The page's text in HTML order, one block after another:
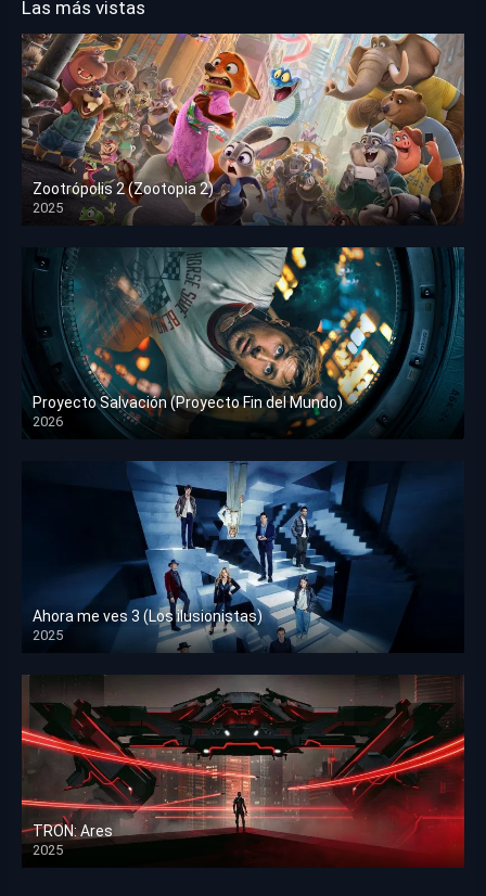
Las más vistas
Zootrópolis 2 (Zootopia 2)
2025
HD 1080p
Proyecto Salvación (Proyecto Fin del Mundo)
2026
HD 1080p
Ahora me ves 3 (Los ilusionistas)
2025
HD 1080p
TRON: Ares
2025
HD 1080p